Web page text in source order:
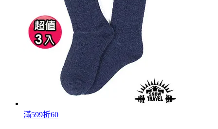
滿599折60